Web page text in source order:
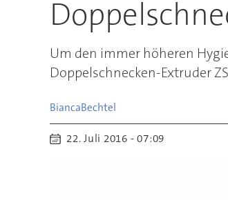
Um den immer höheren
Doppelschnecken-Extruder
BiancaBechtel
22. Juli 2016 - 07:09